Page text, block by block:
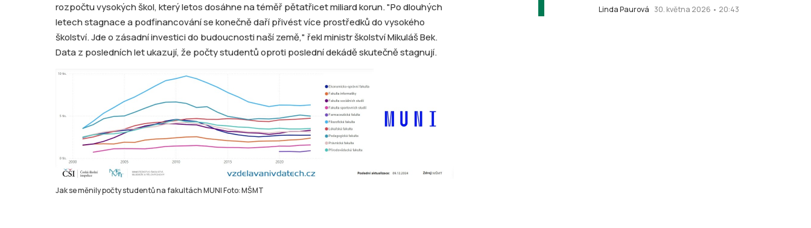
rozpočtu vysokých škol, který letos dosáhne na téměř pětatřicet miliard korun. "Po dlouhých
letech stagnace a podfinancování se konečně daří přivést více prostředků do vysokého
školství. Jde o zásadní investici do budoucnosti naší země," řekl ministr školství Mikuláš Bek.
Data z posledních let ukazují, že počty studentů oproti poslední dekádě skutečně stagnují.
Jak se měnily počty studentů na fakultách MUNI Foto: MŠMT
Linda Paurová 30. května 2026 • 20:43